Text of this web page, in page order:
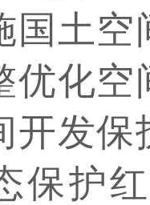
国土
优化
开发
保护